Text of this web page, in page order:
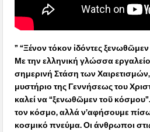
” “Ξένον τόκον ἰδόντες
Με την ελληνική γλώσσα
σημερινή Στάση των Χαιρετισμών,
μυστήριο της Γεννήσεως του
καλεί να “ξενωθῶμεν τοῦ
τον κόσμο, αλλά ν’αφήσουμε
κοσμικό πνεύμα. Οι άνθρωποι